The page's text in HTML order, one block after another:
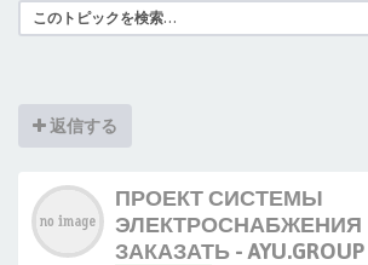
返信する
ПРОЕКТ СИСТЕМЫ
ЭЛЕКТРОСНАБЖЕНИЯ
ЗАКАЗАТЬ - AYU.GROUP